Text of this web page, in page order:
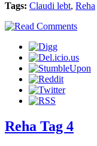
Tags: Claudi lebt, Reha
Reha Tag 4